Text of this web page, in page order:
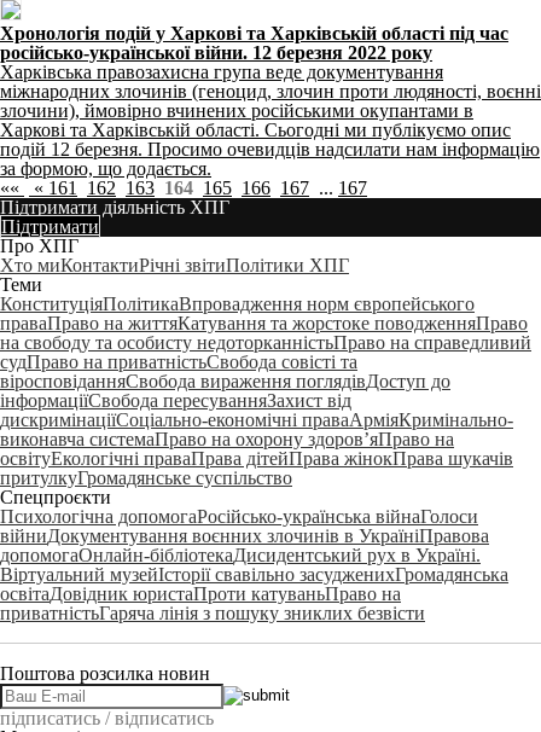
Хронологія подій у Харкові та Харківській області під час
російсько-української війни. 12 березня 2022 року
Харківська правозахисна група веде документування
міжнародних злочинів (геноцид, злочин проти людяності, воєнні
злочини), ймовірно вчинених російськими окупантами в
Харкові та Харківській області. Сьогодні ми публікуємо опис
подій 12 березня. Просимо очевидців надсилати нам інформацію
за формою, що додається.
««
« 161 162 163 164 165 166 167 ... 167
Підтримати діяльність ХПГ
Підтримати
Про ХПГ
Хто миКонтактиРічні звітиПолітики ХПГ
Теми
КонституціяПолітикаВпровадження норм європейського
праваПраво на життяКатування та жорстоке поводженняПраво
на свободу та особисту недоторканністьПраво на справедливий
судПраво на приватністьСвобода совісті та
віросповіданняСвобода вираження поглядівДоступ до
інформаціїСвобода пересуванняЗахист від
дискримінаціїСоціально-економічні праваАрміяКримінально-
виконавча системаПраво на охорону здоров’яПраво на
освітуЕкологічні праваПрава дітейПрава жінокПрава шукачів
притулкуГромадянське суспільство
Спецпроєкти
Психологічна допомогаРосійсько-українська війнаГолоси
війниДокументування воєнних злочинів в УкраїніПравова
допомогаОнлайн-бібліотекаДисидентський рух в Україні.
Віртуальний музейІсторії свавільно засудженихГромадянська
освітаДовідник юристаПроти катуваньПраво на
приватністьГаряча лінія з пошуку зниклих безвісти
Поштова розсилка новин
підписатись / відписатись